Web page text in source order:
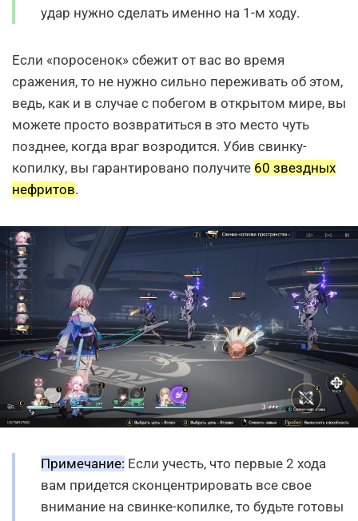
удар нужно сделать именно на 1-м ходу.
Если «поросенок» сбежит от вас во время
сражения, то не нужно сильно переживать об этом,
ведь, как и в случае с побегом в открытом мире, вы
можете просто возвратиться в это место чуть
позднее, когда враг возродится. Убив свинку-
копилку, вы гарантировано получите 60 звездных
нефритов.
Примечание: Если учесть, что первые 2 хода
вам придется сконцентрировать все свое
внимание на свинке-копилке, то будьте готовы